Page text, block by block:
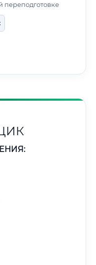
переподготовке